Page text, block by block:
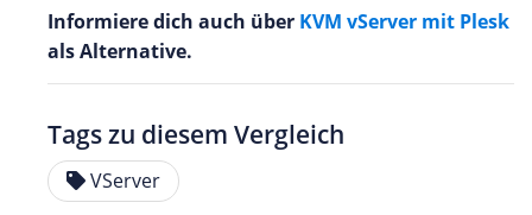
Informiere dich auch über KVM vServer mit Plesk
als Alternative.
Tags zu diesem Vergleich
VServer